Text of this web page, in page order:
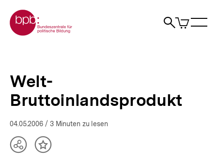
zum
Seiteninhalt
springen
Zur Startseite der bpb
Suche
Artikel
im
bpb.de
Welt-
Bruttoinlandsprodukt
04.05.2006 / 3 Minuten zu lesen
TeilenInhalt